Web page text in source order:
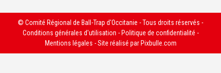
© Comité Régional de Ball-Trap d'Occitanie - Tous droits réservés -
Conditions générales d'utilisation - Politique de confidentialité -
Mentions légales - Site réalisé par Pixbulle.com